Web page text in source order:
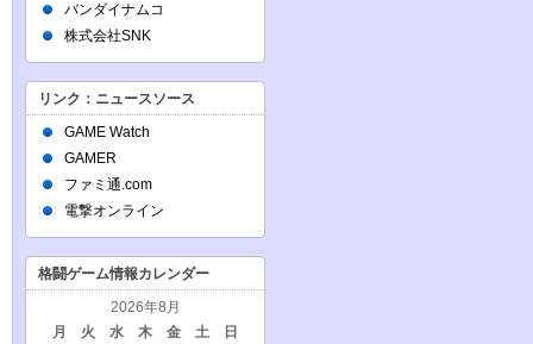
バンダイナムコ
株式会社SNK
リンク：ニュースソース
GAME Watch
GAMER
ファミ通.com
電撃オンライン
格闘ゲーム情報カレンダー
2026年8月
月
火 水 木 金 土 日